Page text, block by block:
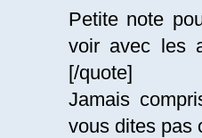
Petite note
voir avec les
[/quote]
Jamais
vous dites pas